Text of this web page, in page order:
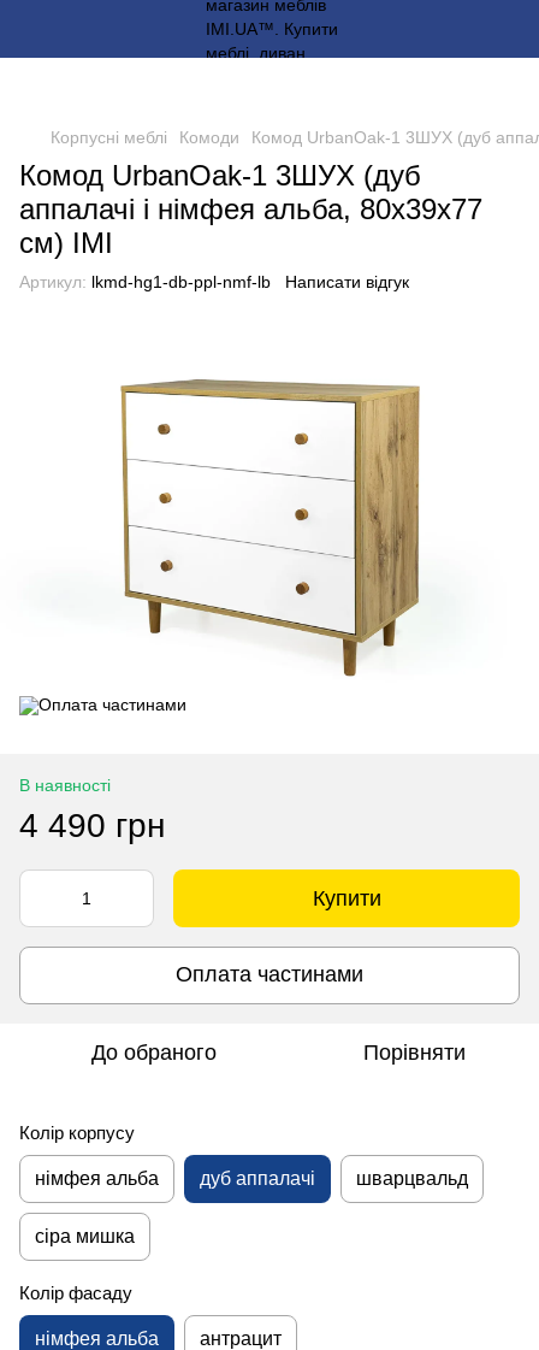
Корпусні меблі Комоди Комод UrbanOak-1 3ШУХ (дуб
Комод UrbanOak-1 3ШУХ (дуб
аппалачі і німфея альба, 80x39x77
см) IMI
Артикул: lkmd-hg1-db-ppl-nmf-lb Написати відгук
В наявності
4 490 грн
Купити
Оплата частинами
До обраного Порівняти
Колір корпусу
німфея альба дуб аппалачі шварцвальд
сіра мишка
Колір фасаду
німфея альба антрацит